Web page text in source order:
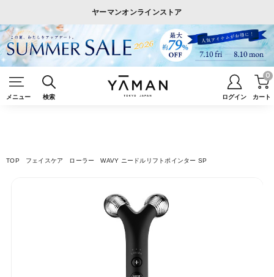
ヤーマンオンラインストア
メニュー 検索 ログイン カート
0
TOP フェイスケア ローラー WAVY ニードルリフトポインター SP